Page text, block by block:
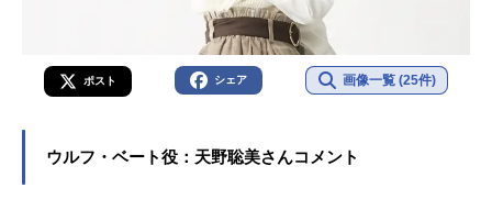
ポスト シェア 画像一覧 (25件)
ウルフ・ベート役：天野聡美さんコメント